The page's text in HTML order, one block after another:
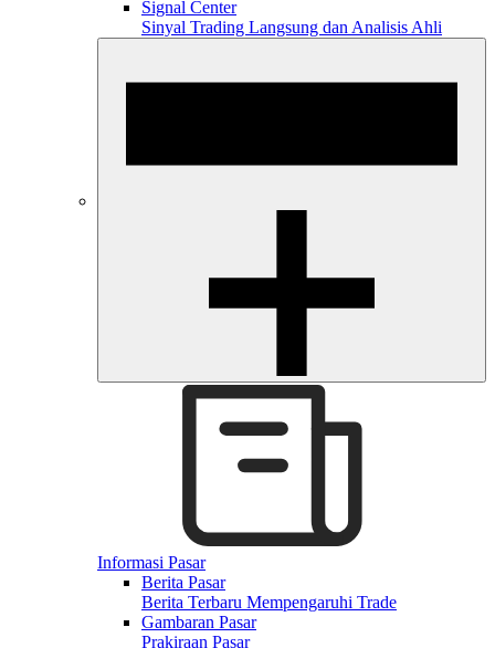
Signal Center
Sinyal Trading Langsung dan Analisis Ahli
Informasi Pasar
Berita Pasar
Berita Terbaru Mempengaruhi Trade
Gambaran Pasar
Prakiraan Pasar